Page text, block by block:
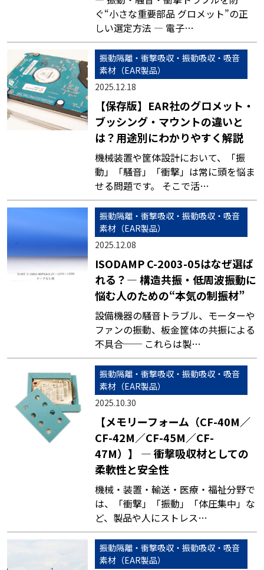
ぐ“小さな重要部品 グロメット”の正
しい選定方法 ― 電子…
振動隔離・衝撃吸収・振動吸収・吸音
素材（EAR製品）
2025.12.18
【保存版】EAR社のグロメット・
ブッシング・マウントの違いと
は？用途別にわかりやすく解説
機械装置や筐体設計において、「振
動」「騒音」「衝撃」は常に頭を悩ま
せる問題です。 そこで活…
振動隔離・衝撃吸収・振動吸収・吸音
素材（EAR製品）
2025.12.08
ISODAMP C-2003-05はなぜ選ば
れる？― 構造共振・低周波振動に
悩む人のための“本気の制振材”
設備機器の騒音トラブル、モーターや
ファンの振動、板金筐体の共振による
不具合── これらは製…
振動隔離・衝撃吸収・振動吸収・吸音
素材（EAR製品）
2025.10.30
【メモリーフォーム（CF-40M／
CF-42M／CF-45M／CF-
47M）】 — 衝撃吸収材としての
柔軟性と安全性
機械・装置・輸送・医療・福祉分野で
は、「衝撃」「振動」「体圧集中」な
ど、製品や人にストレス…
振動隔離・衝撃吸収・振動吸収・吸音
素材（EAR製品）